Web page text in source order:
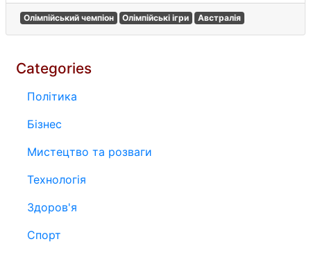
Олімпійський чемпіон Олімпійські ігри Австралія
Categories
Політика
Бізнес
Мистецтво та розваги
Технологія
Здоров'я
Спорт